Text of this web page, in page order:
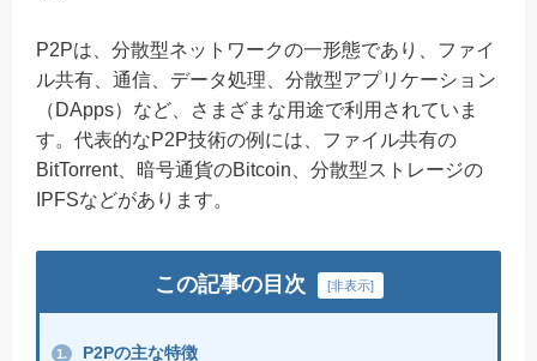
P2Pは、分散型ネットワークの一形態であり、ファイ
ル共有、通信、データ処理、分散型アプリケーション
（DApps）など、さまざまな用途で利用されていま
す。代表的なP2P技術の例には、ファイル共有の
BitTorrent、暗号通貨のBitcoin、分散型ストレージの
IPFSなどがあります。
この記事の目次 [非表示]
1. P2Pの主な特徴